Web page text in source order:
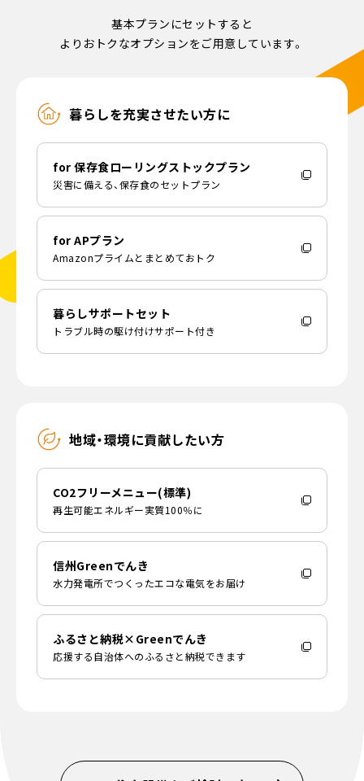
基本プランにセットすると
よりおトクなオプションをご用意しています。
暮らしを充実させたい方に
for 保存食ローリングストックプラン
災害に備える、保存食のセットプラン
for APプラン
Amazonプライムとまとめておトク
暮らしサポートセット
トラブル時の駆け付けサポート付き
地域・環境に貢献したい方
CO2フリーメニュー(標準)
再生可能エネルギー実質100％に
信州Greenでんき
水力発電所でつくったエコな電気をお届け
ふるさと納税×Greenでんき
応援する自治体へのふるさと納税できます